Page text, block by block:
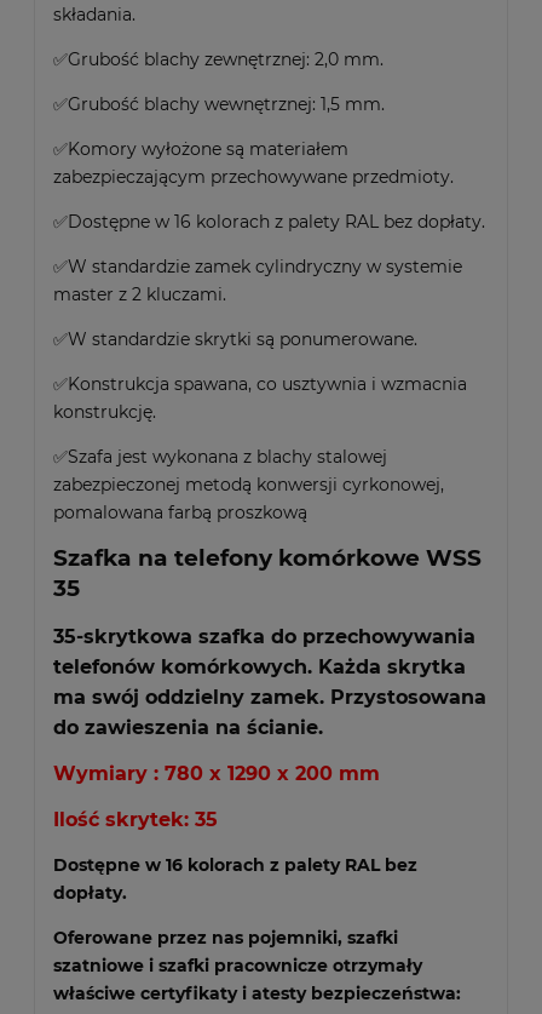
składania.
✅Grubość blachy zewnętrznej: 2,0 mm.
✅Grubość blachy wewnętrznej: 1,5 mm.
✅Komory wyłożone są materiałem
zabezpieczającym przechowywane przedmioty.
✅Dostępne w 16 kolorach z palety RAL bez dopłaty.
✅W standardzie zamek cylindryczny w systemie
master z 2 kluczami.
✅W standardzie skrytki są ponumerowane.
✅Konstrukcja spawana, co usztywnia i wzmacnia
konstrukcję.
✅Szafa jest wykonana z blachy stalowej
zabezpieczonej metodą konwersji cyrkonowej,
pomalowana farbą proszkową
Szafka na telefony komórkowe WSS
35
35-skrytkowa szafka do przechowywania
telefonów komórkowych. Każda skrytka
ma swój oddzielny zamek. Przystosowana
do zawieszenia na ścianie.
Wymiary : 780 x 1290 x 200 mm
Ilość skrytek: 35
Dostępne w 16 kolorach z palety RAL bez
dopłaty.
Oferowane przez nas pojemniki, szafki
szatniowe i szafki pracownicze otrzymały
właściwe certyfikaty i atesty bezpieczeństwa: